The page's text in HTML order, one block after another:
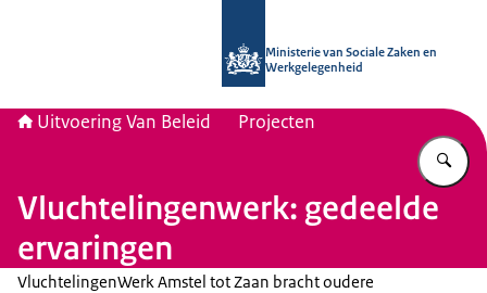
Ministerie van Sociale Zaken en
Werkgelegenheid
Uitvoering Van Beleid Projecten
Vluchtelingenwerk: gedeelde
ervaringen
VluchtelingenWerk Amstel tot Zaan bracht oudere